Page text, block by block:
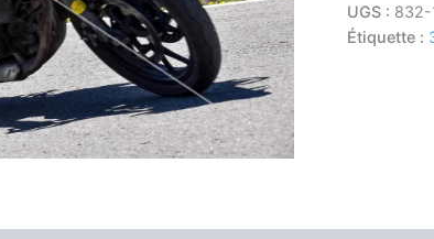
UGS : 832-
Étiquette :